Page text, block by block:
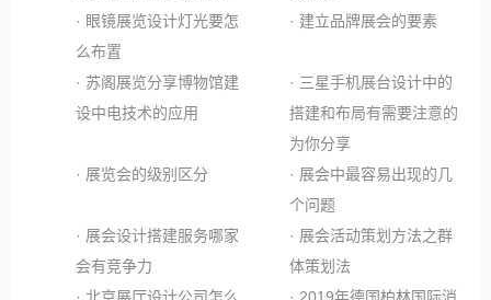
· 眼镜展览设计灯光要怎
么布置
· 建立品牌展会的要素
· 苏阁展览分享博物馆建
设中电技术的应用
· 三星手机展台设计中的
搭建和布局有需要注意的
为你分享
· 展览会的级别区分
· 展会中最容易出现的几
个问题
· 展会设计搭建服务哪家
会有竞争力
· 展会活动策划方法之群
体策划法
· 北京展厅设计公司怎么
· 2019年德国柏林国际消